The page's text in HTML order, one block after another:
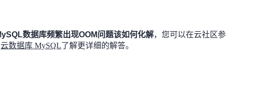
数据库频繁出现OOM问题该如何化解，您可以在云社区参
云数据库 MySQL了解更详细的解答。